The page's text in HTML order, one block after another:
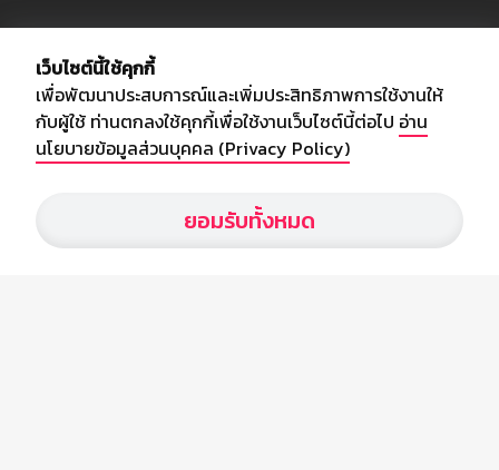
อัพเดทข่าวสารวงการกีฬา ฟุตบอล ผลบอล ผลฟุตบอลทั่วโลก ฟรีเมียร์
ลีก ไทยลีก ฟุตบอลโลก ยูฟ่าแซมเปี้ยนส์ลีก พร้อมทั้งวิเคราะห์บอล จาก
สยามกีฬา สตาร์ชอคเก้อร์ สปอร์ตพูล
เว็บไซต์นี้ใช้คุกกี้
เพื่อพัฒนาประสบการณ์และเพิ่มประสิทธิภาพการใช้งานให้
กับผู้ใช้ ท่านตกลงใช้คุกกี้เพื่อใช้งานเว็บไซต์นี้ต่อไป อ่าน
นโยบายข้อมูลส่วนบุคคล (Privacy Policy)
ยอมรับทั้งหมด